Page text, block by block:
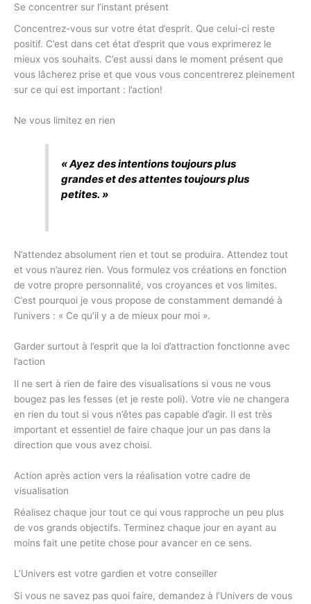
Se concentrer sur l’instant présent
Concentrez-vous sur votre état d’esprit. Que celui-ci reste
positif. C’est dans cet état d’esprit que vous exprimerez le
mieux vos souhaits. C’est aussi dans le moment présent que
vous lâcherez prise et que vous vous concentrerez pleinement
sur ce qui est important : l’action!
Ne vous limitez en rien
« Ayez des intentions toujours plus
grandes et des attentes toujours plus
petites. »
N’attendez absolument rien et tout se produira. Attendez tout
et vous n’aurez rien. Vous formulez vos créations en fonction
de votre propre personnalité, vos croyances et vos limites.
C’est pourquoi je vous propose de constamment demandé à
l’univers : « Ce qu’il y a de mieux pour moi ».
Garder surtout à l’esprit que la loi d’attraction fonctionne avec
l’action
Il ne sert à rien de faire des visualisations si vous ne vous
bougez pas les fesses (et je reste poli). Votre vie ne changera
en rien du tout si vous n’êtes pas capable d’agir. Il est très
important et essentiel de faire chaque jour un pas dans la
direction que vous avez choisi.
Action après action vers la réalisation votre cadre de
visualisation
Réalisez chaque jour tout ce qui vous rapproche un peu plus
de vos grands objectifs. Terminez chaque jour en ayant au
moins fait une petite chose pour avancer en ce sens.
L’Univers est votre gardien et votre conseiller
Si vous ne savez pas quoi faire, demandez à l’Univers de vous